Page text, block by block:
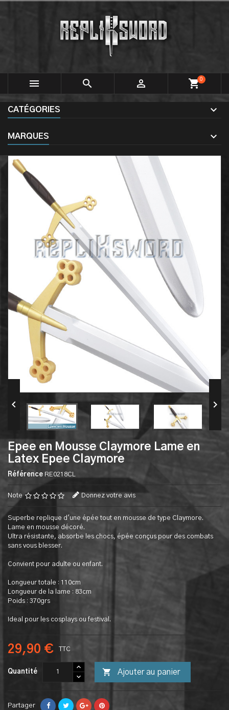
   shopping_cart0
CATÉGORIES
MARQUES
 
Epee en Mousse Claymore Lame en
Latex Epee Claymore
Référence RE0218CL
Note Donnez votre avis
Superbe replique d'une épée tout en mousse de type Claymore.
Lame en mousse décoré.
Ultra résistante, absorbe les chocs, épée conçus pour des combats
sans vous blesser.
Convient pour adulte ou enfant.
Longueur totale : 110cm
Longueur de la lame : 83cm
Poids : 370grs
Ideal pour les cosplays ou festival.
29,90 € TTC
Quantité  Ajouter au panier
Partager